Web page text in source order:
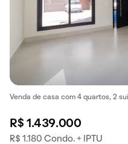
Venda de casa com 4 quartos, 2
R$ 1.439.000
R$ 1.180 Condo. + IPTU